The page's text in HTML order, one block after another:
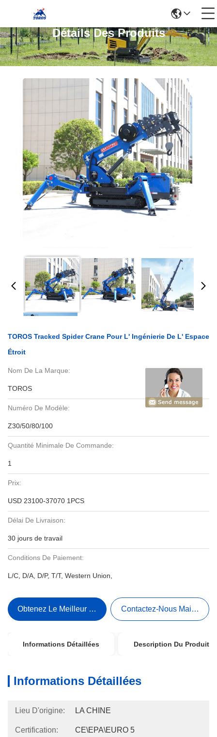
Détails Des Produits
TOROS Tracked Spider Crane Pour L' Ingénierie De L' Espace
Étroit
Nom De La Marque:
TOROS
Numéro De Modèle:
Z30/50/80/100
Quantité Minimale De Commande:
1
Prix:
USD 23100-37070 1PCS
Délai De Livraison:
30 jours de travail
Conditions De Paiement:
L/C, D/A, D/P, T/T, Western Union,
Obtenez Le Meilleur Prix Contactez-Nous Maintenant
Informations Détaillées Description Du Produit
Informations Détaillées
Lieu D'origine: LA CHINE
Certification: CE\EPA\EURO 5